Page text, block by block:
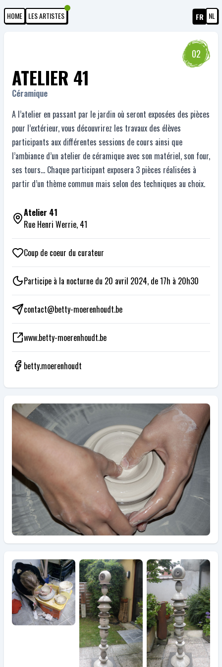
HOME LES ARTISTES FR NL
02
ATELIER 41
Céramique
A l’atelier en passant par le jardin où seront exposées des pièces
pour l’extérieur, vous découvrirez les travaux des élèves
participants aux différentes sessions de cours ainsi que
l’ambiance d’un atelier de céramique avec son matériel, son four,
ses tours… Chaque participant exposera 3 pièces réalisées à
partir d’un thème commun mais selon des techniques au choix.
Atelier 41
Rue Henri Werrie, 41
Coup de coeur du curateur
Participe à la nocturne du 20 avril 2024, de 17h à 20h30
contact@betty-moerenhoudt.be
www.betty-moerenhoudt.be
betty.moerenhoudt